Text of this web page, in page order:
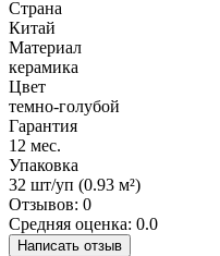
Страна
Китай
Материал
керамика
Цвет
темно-голубой
Гарантия
12 мес.
Упаковка
32 шт/уп (0.93 м²)
Отзывов: 0
Средняя оценка: 0.0
Написать отзыв